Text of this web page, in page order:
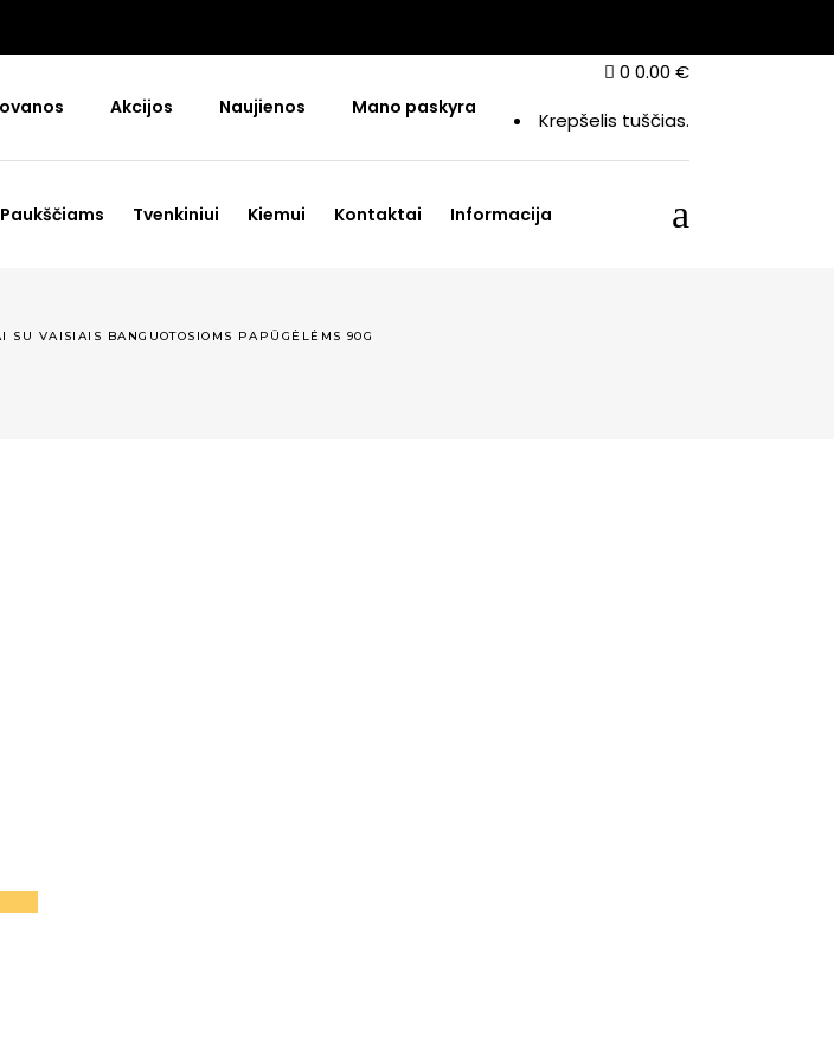
Akcijos Naujienos Mano paskyra
0 0.00 €
Krepšelis tuščias.
Paukščiams Tvenkiniui Kiemui Kontaktai Informacija
SU VAISIAIS BANGUOTOSIOMS PAPŪGĖLĖMS 90G